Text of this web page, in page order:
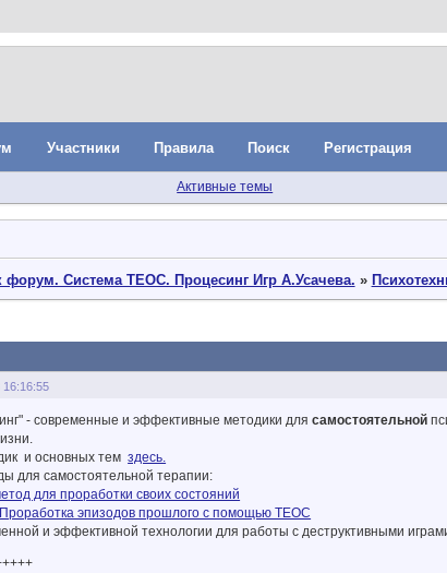
Участники Правила Поиск Регистрация
Активные темы
Система ТЕОС. Процесинг Игр А.Усачева. »
16:16:55
- современные и эффективные методики длясамостоятельной
и основных темздесь.
для самостоятельной терапии:
для проработки своих состояний
эпизодов прошлого с помощью ТЕОС
и эффективной технологии для работы с деструктивными